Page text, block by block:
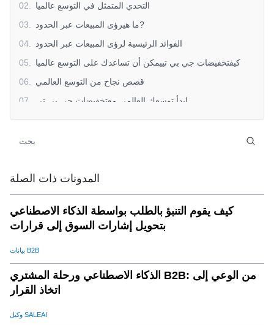
02
التحدي المتمثل في التوسع عالميا
03
ما هيرؤى المبيعات عبر الحدود?
04
الفوائد الرئيسية لرؤى المبيعات عبر الحدود
05
كيفتخفيضات جي بي تييمكن أن تساعدك على التوسع عالميا
06
قصص نجاح من التوسع العالمي
07
ابدأ توسعك العالمي معتخفيضات جي بي تي
المدونات ذات الصلة
كيف يقوم التنبؤ بالطلب بواسطة الذكاء الاصطناعي
بتحويل إشارات السوق إلى قرارات
بيانات B2B
الذكاء الاصطناعي ورحلة المشتري B2B: من الوعي إلى
اتخاذ القرار
وكيل SALEAI